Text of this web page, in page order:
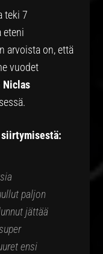
teki 7
eteni
arvoista on, että
vuodet
Niclas
paljon
jättää
ensi